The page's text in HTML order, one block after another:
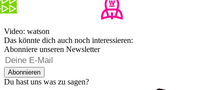
Video: watson
Das könnte dich auch noch interessieren:
Abonniere unseren Newsletter
Abonnieren
Du hast uns was zu sagen?